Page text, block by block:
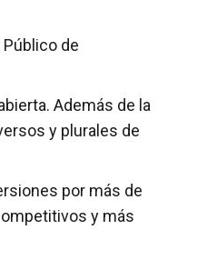
de
Además de la
y plurales de
por más de
y más